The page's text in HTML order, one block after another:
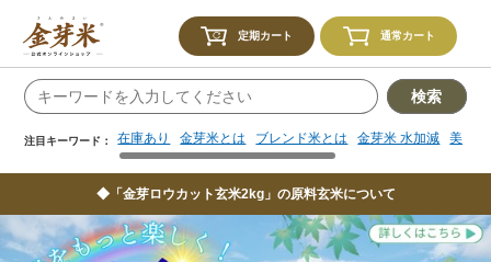
定期カート 通常カート
検索
注目キーワード： 在庫あり 金芽米とは ブレンド米とは 金芽米 水加減 美味
◆「金芽ロウカット玄米2kg」の原料玄米について